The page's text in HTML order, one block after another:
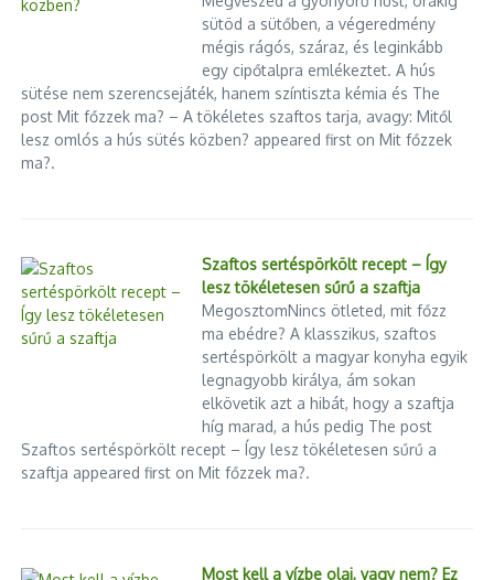
sütöd a sütőben, a végeredmény
mégis rágós, száraz, és leginkább
egy cipőtalpra emlékeztet. A hús
sütése nem szerencsejáték, hanem színtiszta kémia és The
post Mit főzzek ma? – A tökéletes szaftos tarja, avagy: Mitől
lesz omlós a hús sütés közben? appeared first on Mit főzzek
ma?.
Szaftos sertéspörkölt recept – Így
lesz tökéletesen sűrű a szaftja
MegosztomNincs ötleted, mit főzz
ma ebédre? A klasszikus, szaftos
sertéspörkölt a magyar konyha egyik
legnagyobb királya, ám sokan
elkövetik azt a hibát, hogy a szaftja
híg marad, a hús pedig The post
Szaftos sertéspörkölt recept – Így lesz tökéletesen sűrű a
szaftja appeared first on Mit főzzek ma?.
Most kell a vízbe olaj, vagy nem? Ez